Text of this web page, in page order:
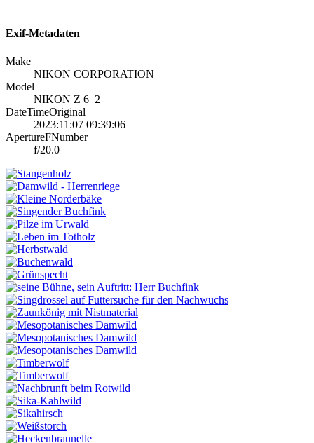
Exif-Metadaten
Make
NIKON CORPORATION
Model
NIKON Z 6_2
DateTimeOriginal
2023:11:07 09:39:06
ApertureFNumber
f/20.0